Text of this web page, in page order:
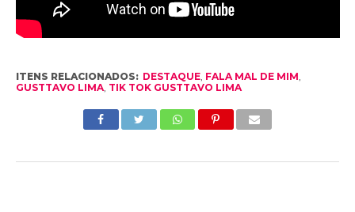
ITENS RELACIONADOS: DESTAQUE, FALA MAL DE MIM,
GUSTTAVO LIMA, TIK TOK GUSTTAVO LIMA